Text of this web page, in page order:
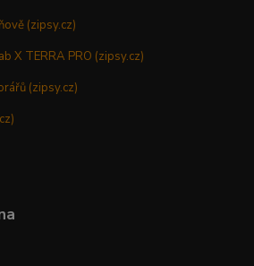
(zipsy.cz)
X TERRA PRO (zipsy.cz)
(zipsy.cz)